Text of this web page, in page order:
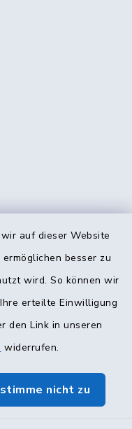
auf dieser Website
besser zu
wird. So können wir
erteilte Einwilligung
den Link in unseren
widerrufen.
nicht zu